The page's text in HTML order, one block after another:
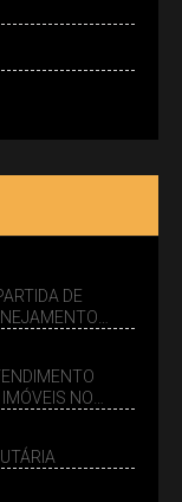
DE
NO